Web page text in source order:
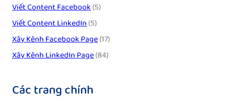
Viết Content Facebook(5)
Viết Content LinkedIn(5)
Xây Kênh Facebook Page(17)
Xây Kênh LinkedIn Page(84)
Các trang chính